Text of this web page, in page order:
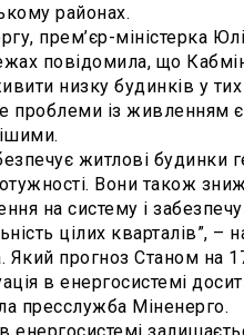
районах.
прем’єр-міністерка
повідомила, що
низку будинків у
проблеми із живленням є
житлові будинки
Вони також
на систему і
цілих кварталів”, –
Який прогноз Станом на
в енергосистемі
пресслужба Міненерго.